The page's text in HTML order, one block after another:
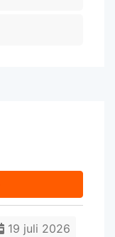
19 juli 2026